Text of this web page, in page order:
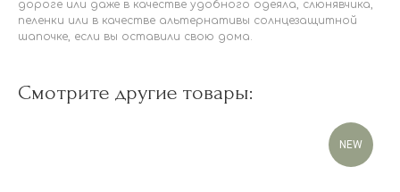
дороге или даже в качестве удобного одеяла, слюнявчика,
пеленки или в качестве альтернативы солнцезащитной
шапочке, если вы оставили свою дома.
Смотрите другие товары:
NEW